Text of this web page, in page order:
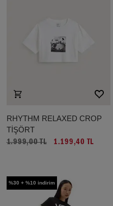
RHYTHM RELAXED CROP
TİŞÖRT
1.999,00 TL 1.199,40 TL
%30 + %10 indirim